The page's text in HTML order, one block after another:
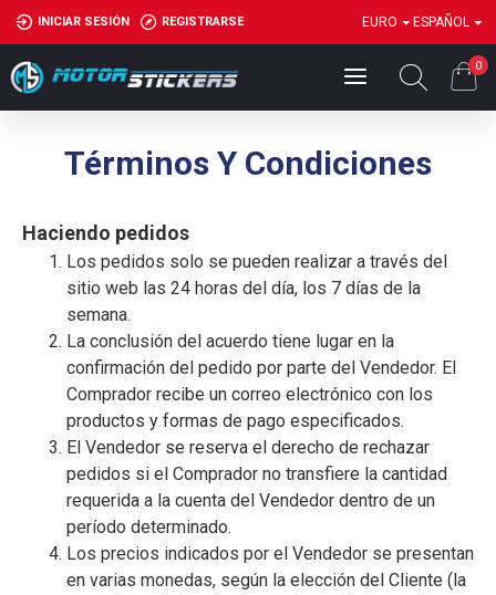
INICIAR SESIÓN REGISTRARSE EURO ESPAÑOL
0
Términos Y Condiciones
Haciendo pedidos
Los pedidos solo se pueden realizar a través del
sitio web las 24 horas del día, los 7 días de la
semana.
La conclusión del acuerdo tiene lugar en la
confirmación del pedido por parte del Vendedor. El
Comprador recibe un correo electrónico con los
productos y formas de pago especificados.
El Vendedor se reserva el derecho de rechazar
pedidos si el Comprador no transfiere la cantidad
requerida a la cuenta del Vendedor dentro de un
período determinado.
Los precios indicados por el Vendedor se presentan
en varias monedas, según la elección del Cliente (la